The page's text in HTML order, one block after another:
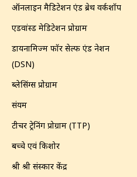
ऑनलाइन मैडिटेशन एंड ब्रेथ वर्कशॉप
एडवांस्ड मेडिटेशन प्रोग्राम
डायनामिज्म फॉर सेल्फ एंड नेशन
(DSN)
ब्लेसिंग्स प्रोग्राम
संयम
टीचर ट्रेनिंग प्रोग्राम (TTP)
बच्चे एवं किशोर
श्री श्री संस्कार केंद्र